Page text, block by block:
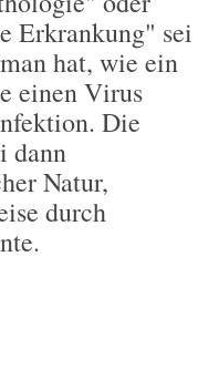
Erkrankung" sei
hat, wie ein
einen Virus
Die
dann
Natur,
durch